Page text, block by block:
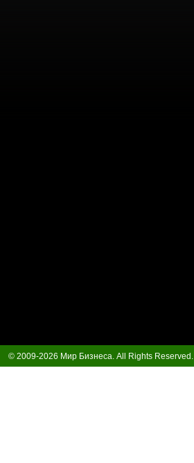
© 2009-2026 Мир Бизнеса. All Rights Reserved.